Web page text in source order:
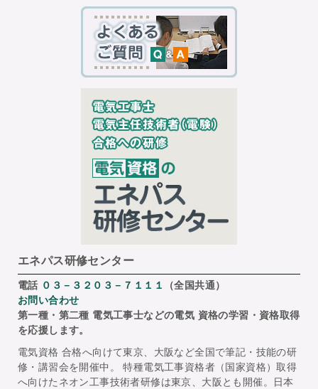
エネパス研修センター
電話 ０３－３２０３－７１１１
（全国共通）
お問い合わせ
第一種・第二種 電気工事士などの電気 資格の学習・資格取得
を応援します。
電気資格 合格へ向けて東京、大阪など全国で筆記・技能の研
修・講習会を開催中。 特種電気工事資格者（国家資格）取得
へ向けたネオン工事技術者研修は東京、大阪とも開催。日本